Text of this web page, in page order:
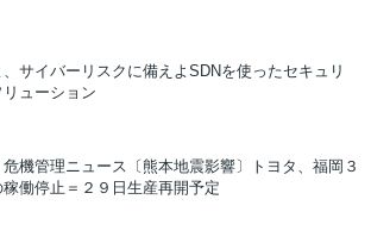
サイバーリスクに備えよ SDNを使ったセキュリ
リューション
危機管理ニュース 〔熊本地震影響〕トヨタ、福岡３
働停止＝２９日生産再開予定